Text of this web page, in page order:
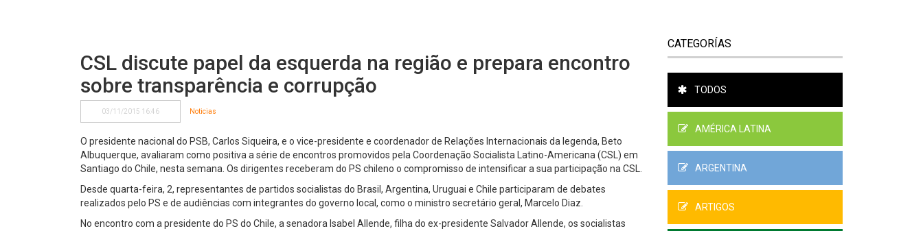
CSL discute papel da esquerda na região e prepara encontro
sobre transparência e corrupção
03/11/2015 16:46 Noticias
O presidente nacional do PSB, Carlos Siqueira, e o vice-presidente e coordenador de Relações Internacionais da legenda, Beto
Albuquerque, avaliaram como positiva a série de encontros promovidos pela Coordenação Socialista Latino-Americana (CSL) em
Santiago do Chile, nesta semana. Os dirigentes receberam do PS chileno o compromisso de intensificar a sua participação na CSL.
Desde quarta-feira, 2, representantes de partidos socialistas do Brasil, Argentina, Uruguai e Chile participaram de debates
realizados pelo PS e de audiências com integrantes do governo local, como o ministro secretário geral, Marcelo Diaz.
No encontro com a presidente do PS do Chile, a senadora Isabel Allende, filha do ex-presidente Salvador Allende, os socialistas
CATEGORÍAS
TODOS
AMÉRICA LATINA
ARGENTINA
ARTIGOS